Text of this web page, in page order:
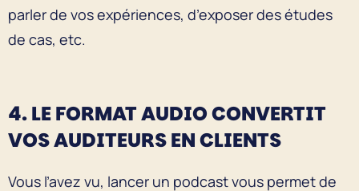
parler de vos expériences, d’exposer des études
de cas, etc.
4. LE FORMAT AUDIO CONVERTIT
VOS AUDITEURS EN CLIENTS
Vous l’avez vu, lancer un podcast vous permet de